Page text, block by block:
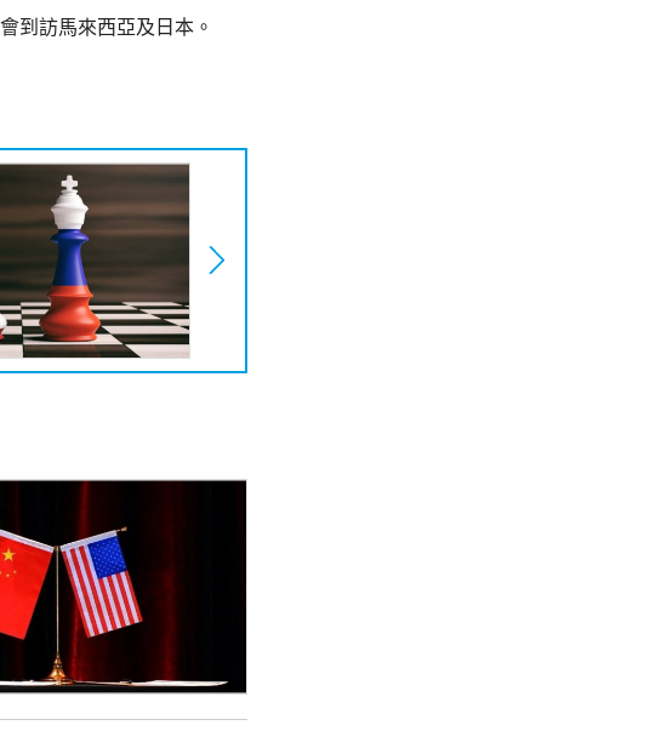
到訪馬來西亞及日本。